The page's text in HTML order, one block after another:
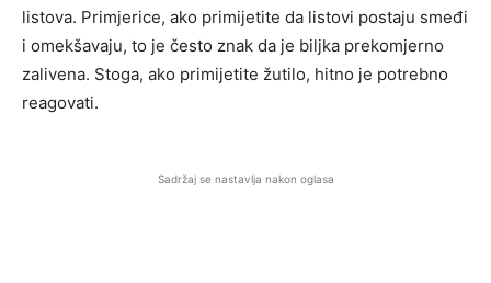
listova. Primjerice, ako primijetite da listovi postaju smeđi
i omekšavaju, to je često znak da je biljka prekomjerno
zalivena. Stoga, ako primijetite žutilo, hitno je potrebno
reagovati.
Sadržaj se nastavlja nakon oglasa